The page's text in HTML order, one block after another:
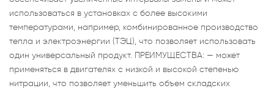
использоваться в установках с более высокими
температурами, например, комбинированное производство
тепла и электроэнергии (ТЭЦ), что позволяет использовать
один универсальный продукт. ПРЕИМУЩЕСТВА: — может
применяться в двигателях с низкой и высокой степенью
нитрации, что позволяет уменьшить объем складских